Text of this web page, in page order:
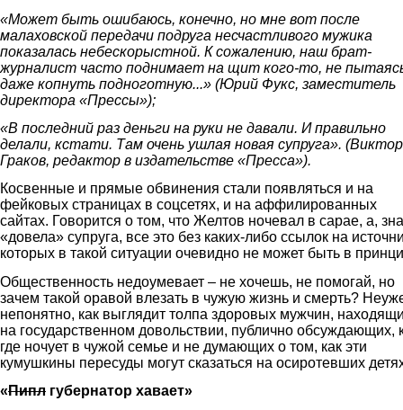
«Может быть ошибаюсь, конечно, но мне вот после
малаховской передачи подруга несчастливого мужика
показалась небескорыстной. К сожалению, наш брат-
журналист часто поднимает на щит кого-то, не
даже копнуть подноготную...» (Юрий Фукс, заместитель
директора «Прессы»);
«В последний раз деньги на руки не давали. И правильно
делали, кстати. Там очень ушлая новая супруга». (Виктор
Граков, редактор в издательстве «Пресса»).
Косвенные и прямые обвинения стали появляться и на
фейковых страницах в соцсетях, и на аффилированных
сайтах. Говорится о том, что Желтов ночевал в сарае, а,
«довела» супруга, все это без каких-либо ссылок на
которых в такой ситуации очевидно не может быть в
Общественность недоумевает – не хочешь, не помогай, но
зачем такой оравой влезать в чужую жизнь и смерть?
непонятно, как выглядит толпа здоровых мужчин,
на государственном довольствии, публично обсуждающих,
где ночует в чужой семье и не думающих о том, как эти
кумушкины пересуды могут сказаться на осиротевших
«Пипл губернатор хавает»